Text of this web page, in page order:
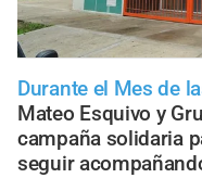
Durante el Mes de
Mateo Esquivo y
campaña solidaria
seguir